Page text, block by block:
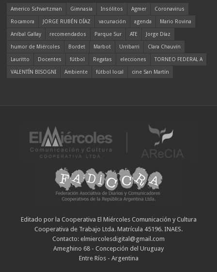
Americo Schvartzman Gimnasia Insólitos Agmer
Coronavirus
Rocamora
JORGE RUBÉN DÍAZ vacunación agenda
Mario Rovina
Aníbal Gallay
recomendados Parque Sur ATE
Jorge Díaz
humor de Miércoles
Bordet Marbot Urribarri
Clara Chauvín
Lauritto
Docentes fútbol Regatas elecciones
TORNEO FEDERAL A
VALENTÍN BISOGNI
Ambiente fútbol local cine San Martín
Editado por la Cooperativa El Miércoles Comunicación y Cultura
Cooperativa de Trabajo Ltda. Matrícula 45196. INAES.
Contacto: elmiercolesdigital@gmail.com
Ameghino 68 - Concepción del Uruguay
Entre Ríos - Argentina